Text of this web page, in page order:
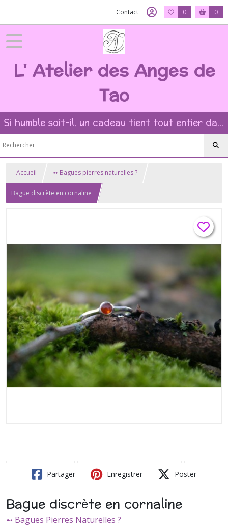
Contact 0 0
L' Atelier des Anges de
Tao
Si humble soit-il, un cadeau tient tout entier dans l'intention et la beauté du geste ?
Accueil ➻ Bagues pierres naturelles ?
Bague discrète en cornaline
Partager Enregistrer Poster
Bague discrète en cornaline
➻ Bagues Pierres Naturelles ?